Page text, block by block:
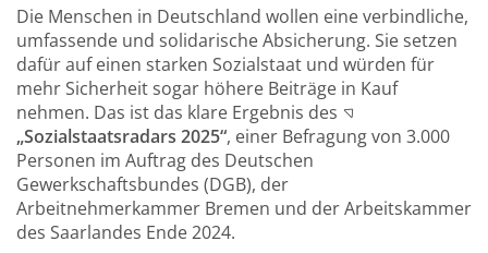
Die Menschen in Deutschland wollen eine verbindliche,
umfassende und solidarische Absicherung. Sie setzen
dafür auf einen starken Sozialstaat und würden für
mehr Sicherheit sogar höhere Beiträge in Kauf
nehmen. Das ist das klare Ergebnis des
„Sozialstaatsradars 2025“, einer Befragung von 3.000
Personen im Auftrag des Deutschen
Gewerkschaftsbundes (DGB), der
Arbeitnehmerkammer Bremen und der Arbeitskammer
des Saarlandes Ende 2024.